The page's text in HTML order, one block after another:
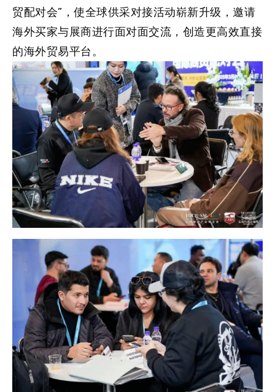
贸配对会” ，使全球供采对接活动崭新升级，邀请
海外买家与展商进行面对面交流，创造更高效直接
的海外贸易平台。